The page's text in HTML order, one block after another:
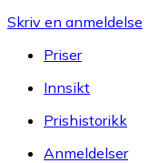
Skriv en anmeldelse
Priser
Innsikt
Prishistorikk
Anmeldelser